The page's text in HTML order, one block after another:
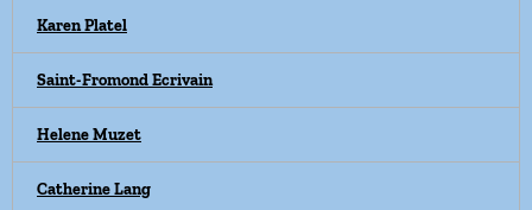
Karen Platel
Saint-Fromond Ecrivain
Helene Muzet
Catherine Lang